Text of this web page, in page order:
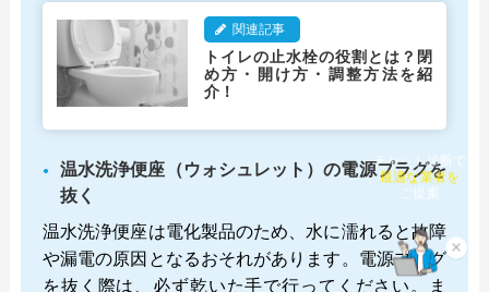
関連記事
トイレの止水栓の役割とは？閉
め方・開け方・調整方法を紹
介！
温水洗浄便座（ウォシュレット）の電源プラグを
抜く
温水洗浄便座は電化製品のため、水に濡れると故障
や漏電の原因となるおそれがあります。電源プラグ
を抜く際は、必ず乾いた手で行ってください。ま
×
チャット診断で
最適な業者を
ご提案